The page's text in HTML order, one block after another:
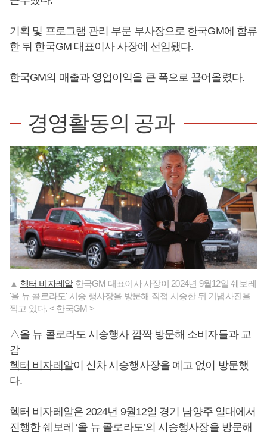
기획 및 프로그램 관리 부문 부사장으로 한국GM에 합류
한 뒤 한국GM 대표이사 사장에 선임됐다.
한국GM의 매출과 영업이익을 큰 폭으로 끌어올렸다.
경영활동의 공과
▲ 헥터 비자레알한국GM 대표이사 사장이 2024년 9월12일 쉐보레
'올 뉴 콜로라도' 시승 행사장을 방문해 직접 시승한 뒤 기념사진을
찍고 있다. < 한국GM >
△올 뉴 콜로라도 시승행사 깜짝 방문해 소비자들과 교
감
헥터 비자레알이 신차 시승행사장을 예고 없이 방문했
다.
헥터 비자레알은 2024년 9월12일 경기 남양주 일대에서
진행한 쉐보레 ‘올 뉴 콜로라도’의 시승행사장을 방문해